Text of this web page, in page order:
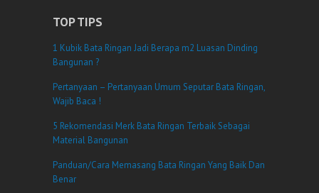
TOP TIPS
1 Kubik Bata Ringan Jadi Berapa m2 Luasan Dinding
Bangunan ?
Pertanyaan – Pertanyaan Umum Seputar Bata Ringan,
Wajib Baca !
5 Rekomendasi Merk Bata Ringan Terbaik Sebagai
Material Bangunan
Panduan/Cara Memasang Bata Ringan Yang Baik Dan
Benar